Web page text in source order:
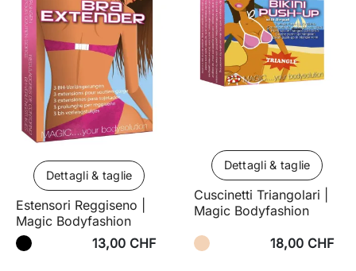
Dettagli & taglie
Estensori Reggiseno |
Magic Bodyfashion
13,00 CHF
Dettagli & taglie
Cuscinetti Triangolari |
Magic Bodyfashion
18,00 CHF